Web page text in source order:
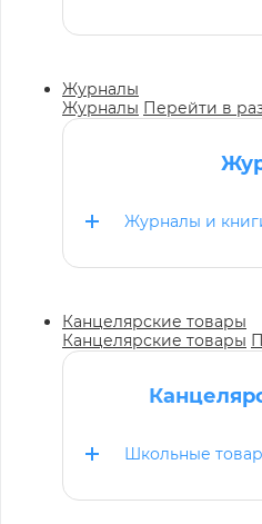
Журналы
Журналы Перейти в
Журналы и
Канцелярские товары
Канцелярские товары
Школьные